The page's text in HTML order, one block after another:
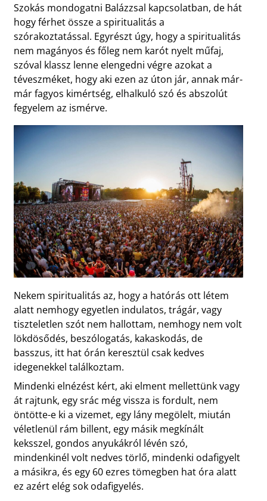
Szokás mondogatni Balázzsal kapcsolatban, de hát
hogy férhet össze a spiritualitás a
szórakoztatással. Egyrészt úgy, hogy a spiritualitás
nem magányos és főleg nem karót nyelt műfaj,
szóval klassz lenne elengedni végre azokat a
téveszméket, hogy aki ezen az úton jár, annak már-
már fagyos kimértség, elhalkuló szó és abszolút
fegyelem az ismérve.
Nekem spiritualitás az, hogy a hatórás ott létem
alatt nemhogy egyetlen indulatos, trágár, vagy
tiszteletlen szót nem hallottam, nemhogy nem volt
lökdösődés, beszólogatás, kakaskodás, de
basszus, itt hat órán keresztül csak kedves
idegenekkel találkoztam.
Mindenki elnézést kért, aki elment mellettünk vagy
át rajtunk, egy srác még vissza is fordult, nem
öntötte-e ki a vizemet, egy lány megölelt, miután
véletlenül rám billent, egy másik megkínált
keksszel, gondos anyukákról lévén szó,
mindenkinél volt nedves törlő, mindenki odafigyelt
a másikra, és egy 60 ezres tömegben hat óra alatt
ez azért elég sok odafigyelés.